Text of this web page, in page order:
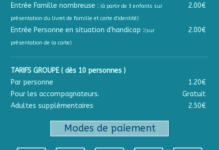
Entrée Famille nombreuse : (à partir de 3 enfants sur
présentation du livret de famille et carte d'identité)
2.00€
Entrée Personne en situation d'handicap :(sur
présentation de la carte)
2.00€
TARIFS GROUPE ( dès 10 personnes )
Par personne
1.20€
Pour les accompagnateurs.
Gratuit
Adultes supplémentaires
2.50€
Modes de paiement